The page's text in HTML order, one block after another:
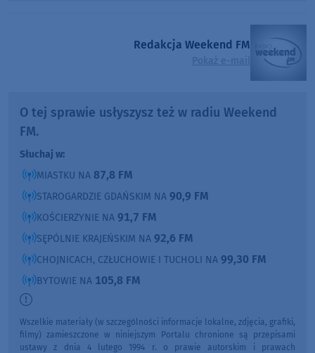
Redakcja Weekend FM
Pokaż e-mail
O tej sprawie usłyszysz też w radiu Weekend
FM.
Słuchaj w:
MIASTKU NA 87,8 FM
STAROGARDZIE GDAŃSKIM NA 90,9 FM
KOŚCIERZYNIE NA 91,7 FM
SĘPÓLNIE KRAJEŃSKIM NA 92,6 FM
CHOJNICACH, CZŁUCHOWIE I TUCHOLI NA 99,30 FM
BYTOWIE NA 105,8 FM
Wszelkie materiały (w szczególności informacje lokalne, zdjęcia, grafiki,
filmy) zamieszczone w niniejszym Portalu chronione są przepisami
ustawy z dnia 4 lutego 1994 r. o prawie autorskim i prawach